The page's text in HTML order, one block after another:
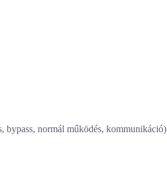
bypass, normál működés, kommunikáció)